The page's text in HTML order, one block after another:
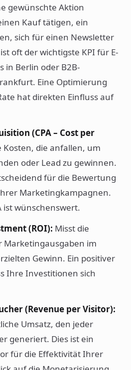
gewünschte Aktion
Kauf tätigen, ein
sich für einen Newsletter
oft der wichtigste KPI für E-
in Berlin oder B2B-
Eine Optimierung
hat direkten Einfluss auf
(CPA – Cost per
Kosten, die anfallen, um
oder Lead zu gewinnen.
für die Bewertung
Marketingkampagnen.
ist wünschenswert.
(ROI): Misst die
Marketingausgaben im
Gewinn. Ein positiver
Ihre Investitionen sich
(Revenue per Visitor):
Umsatz, den jeder
generiert. Dies ist ein
für die Effektivität Ihrer